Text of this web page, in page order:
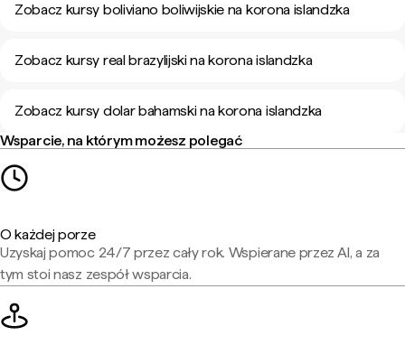
Zobacz kursy boliviano boliwijskie na korona islandzka
Zobacz kursy real brazylijski na korona islandzka
Zobacz kursy dolar bahamski na korona islandzka
Wsparcie, na którym możesz polegać
O każdej porze
Uzyskaj pomoc 24/7 przez cały rok. Wspierane przez AI, a za
tym stoi nasz zespół wsparcia.